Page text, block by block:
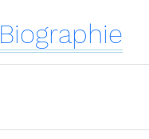
Biographie